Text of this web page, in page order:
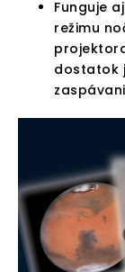
Funguje
režimu
dostatok